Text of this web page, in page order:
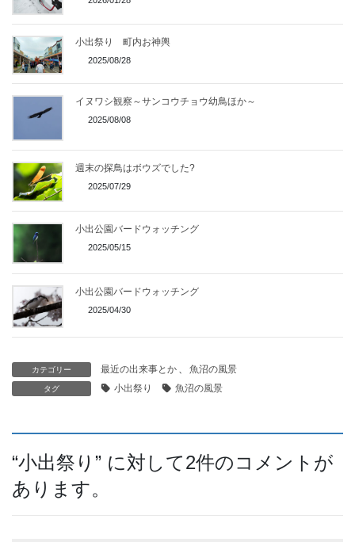
小出祭り 町内お神輿
2025/08/28
イヌワシ観察～サンコウチョウ幼鳥ほか～
2025/08/08
週末の探鳥はボウズでした?
2025/07/29
小出公園バードウォッチング
2025/05/15
小出公園バードウォッチング
2025/04/30
カテゴリー 最近の出来事とか 、 魚沼の風景
タグ 小出祭り 魚沼の風景
“小出祭り ” に対して2件のコメントが
あります。